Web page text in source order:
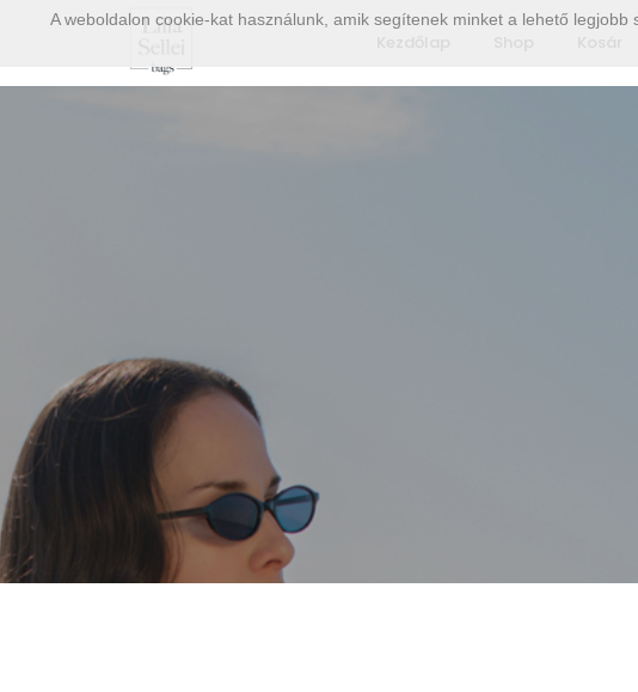
A weboldalon cookie-kat használunk, amik segítenek minket a lehető